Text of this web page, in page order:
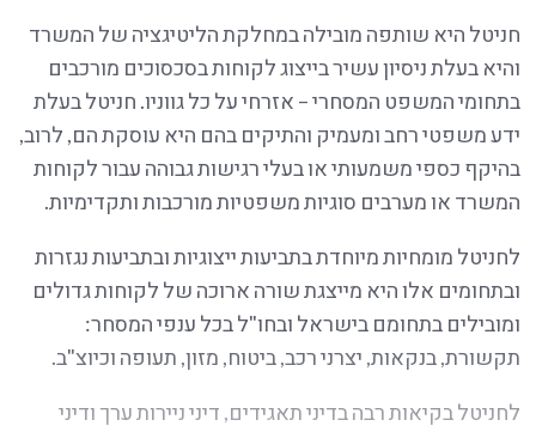
חניטל היא שותפה מובילה במחלקת הליטיגציה של המשרד
והיא בעלת ניסיון עשיר בייצוג לקוחות בסכסוכים מורכבים
בתחומי המשפט המסחרי – אזרחי על כל גווניו. חניטל בעלת
ידע משפטי רחב ומעמיק והתיקים בהם היא עוסקת הם, לרוב,
בהיקף כספי משמעותי או בעלי רגישות גבוהה עבור לקוחות
המשרד או מערבים סוגיות משפטיות מורכבות ותקדימיות.
לחניטל מומחיות מיוחדת בתביעות ייצוגיות ובתביעות נגזרות
ובתחומים אלו היא מייצגת שורה ארוכה של לקוחות גדולים
ומובילים בתחומם בישראל ובחו"ל בכל ענפי המסחר:
תקשורת, בנקאות, יצרני רכב, ביטוח, מזון, תעופה וכיוצ"ב.
לחניטל בקיאות רבה בדיני תאגידים, דיני ניירות ערך ודיני